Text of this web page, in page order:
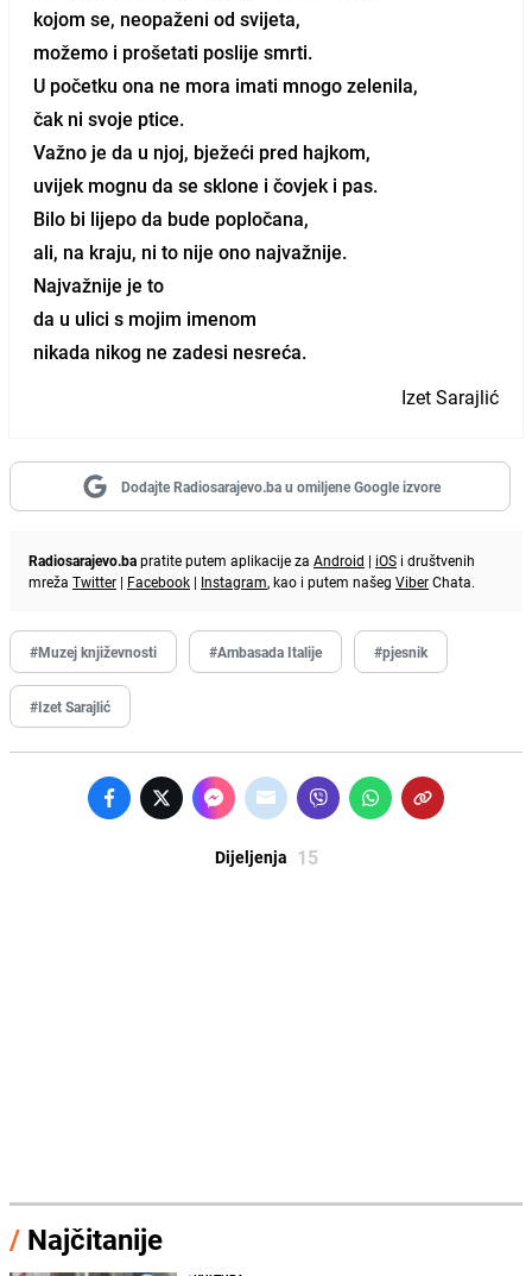
kojom se, neopaženi od svijeta,
možemo i prošetati poslije smrti.
U početku ona ne mora imati mnogo zelenila,
čak ni svoje ptice.
Važno je da u njoj, bježeći pred hajkom,
uvijek mognu da se sklone i čovjek i pas.
Bilo bi lijepo da bude popločana,
ali, na kraju, ni to nije ono najvažnije.
Najvažnije je to
da u ulici s mojim imenom
nikada nikog ne zadesi nesreća.
Izet Sarajlić
Dodajte Radiosarajevo.ba u omiljene Google izvore
Radiosarajevo.bapratite putem aplikacije za Android | iOS i društvenih
mreža Twitter | Facebook | Instagram, kao i putem našeg ViberChata.
#Muzej književnosti #Ambasada Italije #pjesnik
#Izet Sarajlić
Dijeljenja 15
/ Najčitanije